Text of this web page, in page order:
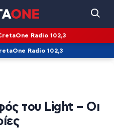
Radio 102,3
Radio 102,3
του Light – Οι